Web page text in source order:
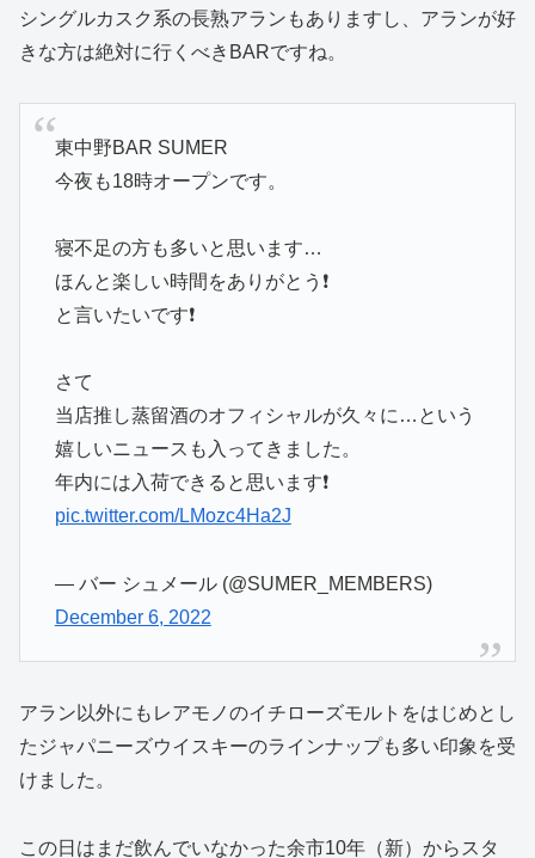
シングルカスク系の長熟アランもありますし、アランが好
きな方は絶対に行くべきBARですね。
東中野BAR SUMER
今夜も18時オープンです。
寝不足の方も多いと思います…
ほんと楽しい時間をありがとう❗
と言いたいです❗
さて
当店推し蒸留酒のオフィシャルが久々に…という
嬉しいニュースも入ってきました。
年内には入荷できると思います❗
pic.twitter.com/LMozc4Ha2J
— バー シュメール (@SUMER_MEMBERS)
December 6, 2022
アラン以外にもレアモノのイチローズモルトをはじめとし
たジャパニーズウイスキーのラインナップも多い印象を受
けました。
この日はまだ飲んでいなかった余市10年（新）からスタ